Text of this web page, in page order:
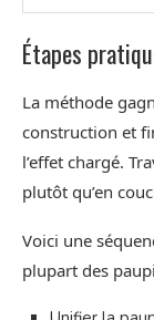
Étapes
La méthode
construction et
l’effet chargé.
plutôt qu’en
Voici une
plupart des